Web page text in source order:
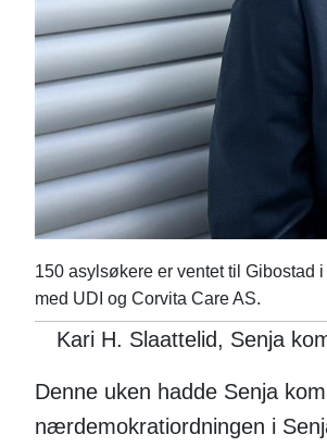
150 asylsøkere er ventet til Gibostad
med UDI og Corvita Care AS.
Kari H. Slaattelid, Senja
Denne uken hadde Senja
nærdemokratiordningen i